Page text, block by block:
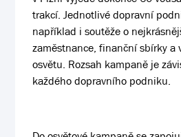
trakcí. Jednotlivé dopravní
například i soutěže o
zaměstnance, finanční sbírky a
osvětu. Rozsah kampaně je
každého dopravního podniku.